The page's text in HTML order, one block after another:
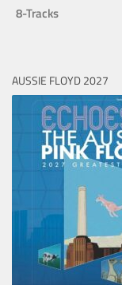
8-Tracks
AUSSIE FLOYD 2027